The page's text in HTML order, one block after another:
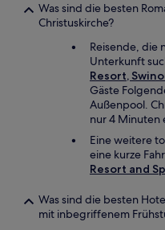
Was sind die besten
Christuskirche?
Reisende, die
Unterkunft
Resort,
Gäste
Außenpool.
nur 4 Minuten
Eine weitere
eine kurze
Resort and
Was sind die besten
mit inbegriffenem